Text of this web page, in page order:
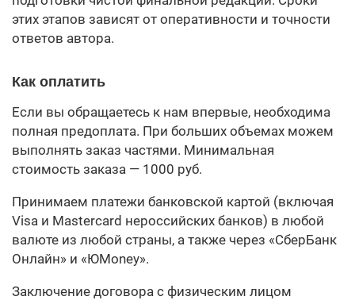
этих этапов зависят от оперативности и точности
ответов автора.
Как оплатить
Если вы обращаетесь к нам впервые, необходима
полная предоплата. При больших объемах можем
выполнять заказ частями. Минимальная
стоимость заказа — 1000 руб.
Принимаем платежи банковской картой (включая
Visa и Mastercard нероссийских банков) в любой
валюте из любой страны, а также через «СберБанк
Онлайн» и «ЮMoney».
Заключение договора с физическим лицом